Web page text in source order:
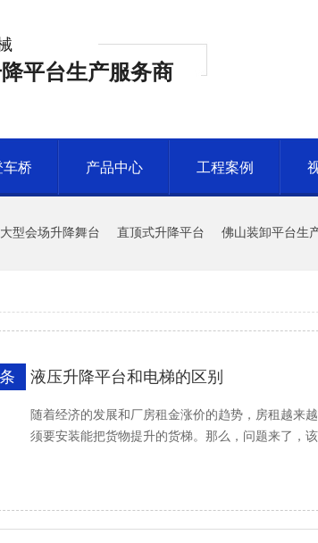
平台生产服务商
车桥 产品中心 工程案例
大型会场升降舞台 直顶式升降平台 佛山装卸平台生
液压升降平台和电梯的区别
随着经济的发展和厂房租金涨价的趋势，房租越来
须要安装能把货物提升的货梯。那么，问题来了，